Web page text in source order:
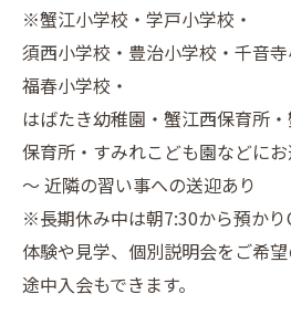
※蟹江小学校・学戸小学校・
須西小学校・豊治小学校・千音寺
福春小学校・
はばたき幼稚園・蟹江西保育所
保育所・すみれこども園などにお
～ 近隣の習い事への送迎あり
※長期休み中は朝7:30から預かり
体験や見学、個別説明会をご希望
途中入会もできます。